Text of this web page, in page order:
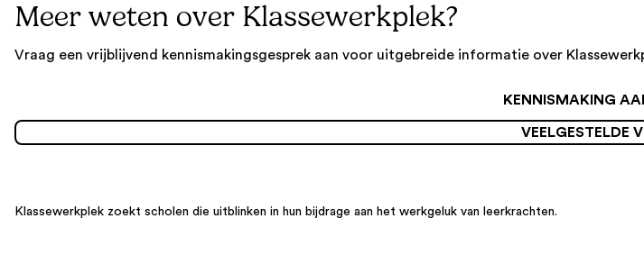
Meer weten over Klassewerkplek?
Vraag een vrijblijvend kennismakingsgesprek aan voor uitgebreide informatie over
KENNISMAKING
VEELGESTELDE
Klassewerkplek zoekt scholen die uitblinken in hun bijdrage aan het werkgeluk van leerkrachten.